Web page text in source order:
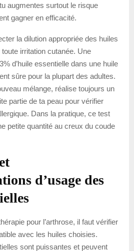
augmentes surtout le risque
gagner en efficacité.
la dilution appropriée des huiles
irritation cutanée. Une
d’huile essentielle dans une huile
sûre pour la plupart des adultes.
mélange, réalise toujours un
partie de ta peau pour vérifier
Dans la pratique, ce test
petite quantité au creux du coude
d’usage des
pour l’arthrose, il faut vérifier
avec les huiles choisies.
sont puissantes et peuvent